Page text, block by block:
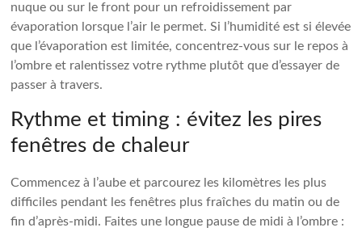
nuque ou sur le front pour un refroidissement par
évaporation lorsque l’air le permet. Si l’humidité est si élevée
que l’évaporation est limitée, concentrez-vous sur le repos à
l’ombre et ralentissez votre rythme plutôt que d’essayer de
passer à travers.
Rythme et timing : évitez les pires
fenêtres de chaleur
Commencez à l’aube et parcourez les kilomètres les plus
difficiles pendant les fenêtres plus fraîches du matin ou de
fin d’après-midi. Faites une longue pause de midi à l’ombre :